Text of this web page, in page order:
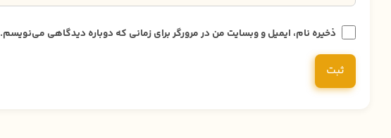
ذخیره نام، ایمیل و وبسایت من در مرورگر برای زمانی که دوباره دیدگاهی می‌نویسم.